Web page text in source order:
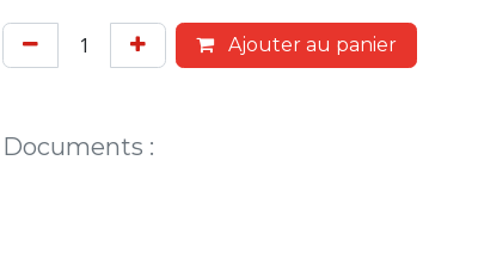
Ajouter au panier
Documents :